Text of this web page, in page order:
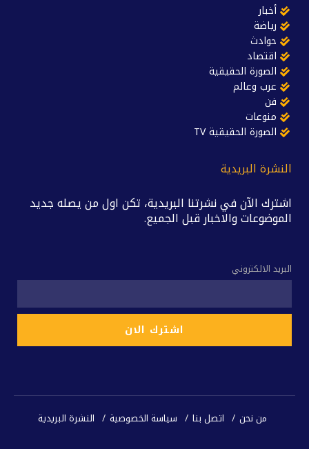
أخبار
رياضة
حوادث
اقتصاد
الصورة الحقيقية
عرب وعالم
فن
منوعات
الصورة الحقيقية TV
النشرة البريدية
اشترك الآن في نشرتنا البريدية، تكن اول من يصله جديد
الموضوعات والاخبار قبل الجميع.
البريد الالكتروني
من نحن اتصل بنا سياسة الخصوصية النشرة البريدية